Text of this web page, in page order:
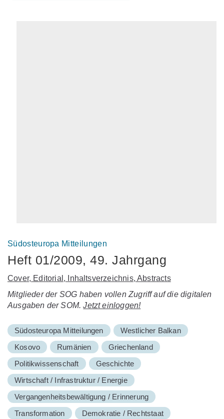
Südosteuropa Mitteilungen
Heft 01/2009, 49. Jahrgang
Cover, Editorial, Inhaltsverzeichnis, Abstracts
Mitglieder der SOG haben vollen Zugriff auf die digitalen
Ausgaben der SOM.Jetzt einloggen!
Südosteuropa Mitteilungen
Westlicher Balkan
Kosovo
Rumänien
Griechenland
Politikwissenschaft
Geschichte
Wirtschaft / Infrastruktur / Energie
Vergangenheitsbewältigung / Erinnerung
Transformation
Demokratie / Rechtstaat